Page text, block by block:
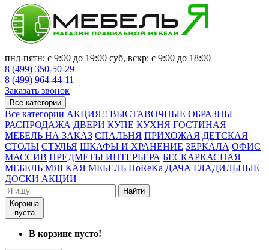
пнд-пятн: с 9:00 до 19:00 суб, вскр: с 9:00 до 18:00
8 (499) 350-50-29
8 (499) 964-44-11
Заказать звонок
Все категории
Все категории АКЦИЯ!! ВЫСТАВОЧНЫЕ ОБРАЗЦЫ
РАСПРОДАЖА ДВЕРИ КУПЕ КУХНЯ ГОСТИНАЯ
МЕБЕЛЬ НА ЗАКАЗ СПАЛЬНЯ ПРИХОЖАЯ ДЕТСКАЯ
СТОЛЫ СТУЛЬЯ ШКАФЫ И ХРАНЕНИЕ ЗЕРКАЛА ОФИС
МАССИВ ПРЕДМЕТЫ ИНТЕРЬЕРА БЕСКАРКАСНАЯ
МЕБЕЛЬ МЯГКАЯ МЕБЕЛЬ HoReKa ДАЧА ГЛАДИЛЬНЫЕ
ДОСКИ АКЦИИ
Найти
Корзина
пуста
В корзине пусто!